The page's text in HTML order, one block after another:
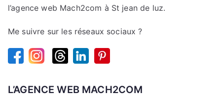
l’agence web Mach2com à St jean de luz.
Me suivre sur les réseaux sociaux ?
L’AGENCE WEB MACH2COM